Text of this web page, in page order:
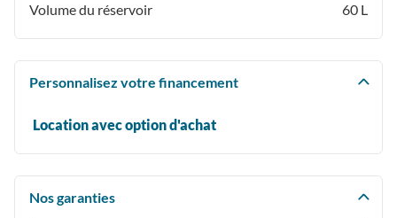
Volume du réservoir
60 L
Personnalisez votre financement
Location avec option d'achat
Nos garanties